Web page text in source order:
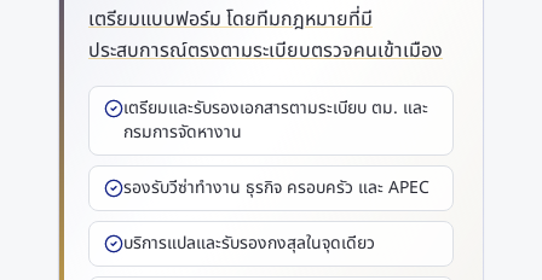
เตรียมแบบฟอร์ม โดยทีมกฎหมายที่มี
ประสบการณ์ตรงตามระเบียบตรวจคนเข้าเมือง
เตรียมและรับรองเอกสารตามระเบียบ ตม. และ
กรมการจัดหางาน
รองรับวีซ่าทำงาน ธุรกิจ ครอบครัว และ APEC
บริการแปลและรับรองกงสุลในจุดเดียว